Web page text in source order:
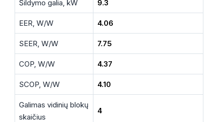
Šildymo galia, kW 9.3
EER, W/W 4.06
SEER, W/W 7.75
COP, W/W 4.37
SCOP, W/W 4.10
Galimas vidinių blokų
skaičius
4